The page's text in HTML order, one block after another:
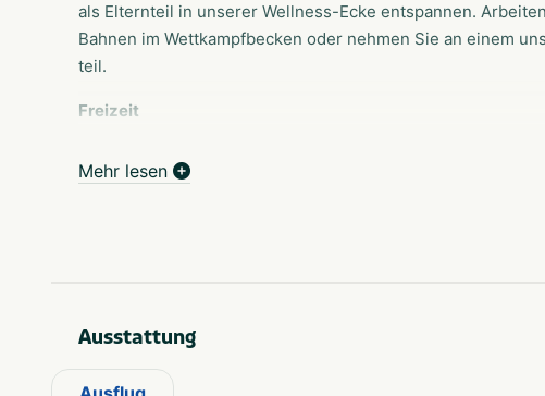
als Elternteil in unserer Wellness-Ecke entspannen.
Bahnen im Wettkampfbecken oder nehmen Sie an einem
teil.
Freizeit
Alt. Das Freizeitbad besteht aus einem spektakulären
Arbeiten Sie in der Rozengaarde verantwortungsvoll an
anspruchsvolle Gruppenkurse für jedes Alter und
Mehr lesen
Ausstattung